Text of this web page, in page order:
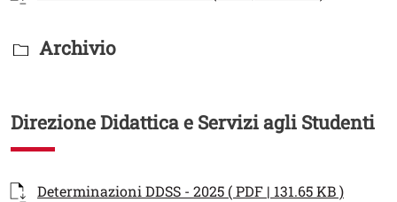
Titolo Documenti in cartella
Archivio
Direzione Didattica e Servizi agli Studenti
Documenti
Documento
Determinazioni DDSS - 2025 ( PDF | 131.65 KB )Apri il